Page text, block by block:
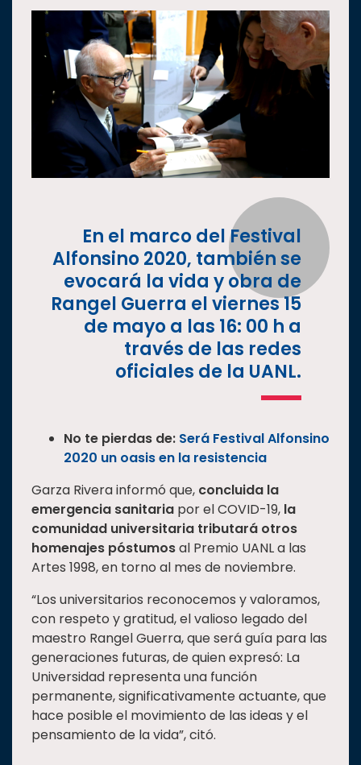
En el marco del Festival
Alfonsino 2020, también se
evocará la vida y obra de
Rangel Guerra el viernes 15
de mayo a las 16: 00 h a
través de las redes
oficiales de la UANL.
No te pierdas de: Será Festival Alfonsino
2020 un oasis en la resistencia
Garza Rivera informó que, concluida la
emergencia sanitaria por el COVID-19, la
comunidad universitaria tributará otros
homenajes póstumosal Premio UANL a las
Artes 1998, en torno al mes de noviembre.
“Los universitarios reconocemos y valoramos,
con respeto y gratitud, el valioso legado del
maestro Rangel Guerra, que será guía para las
generaciones futuras, de quien expresó: La
Universidad representa una función
permanente, significativamente actuante, que
hace posible el movimiento de las ideas y el
pensamiento de la vida”, citó.